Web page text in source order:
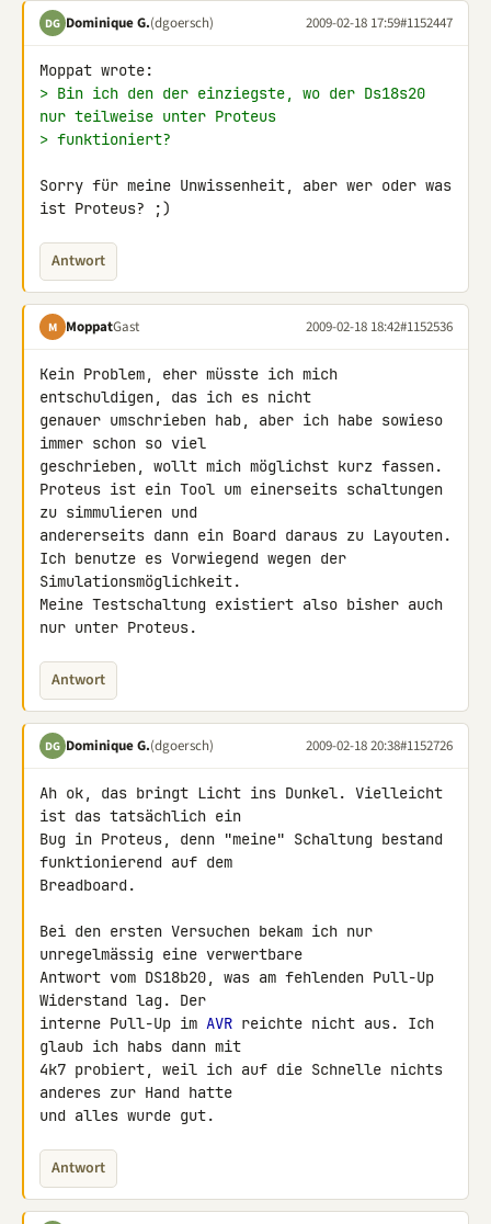
DG Dominique G.(dgoersch) 2009-02-18 17:59#1152447
> Bin ich den der einziegste, wo der Ds18s20
nur teilweise unter Proteus
> funktioniert?
Sorry für meine Unwissenheit, aber wer oder was
ist Proteus? ;)
Antwort
M MoppatGast 2009-02-18 18:42#1152536
Kein Problem, eher müsste ich mich
entschuldigen, das ich es nicht
genauer umschrieben hab, aber ich habe sowieso
immer schon so viel
geschrieben, wollt mich möglichst kurz fassen.
Proteus ist ein Tool um einerseits schaltungen
zu simmulieren und
andererseits dann ein Board daraus zu Layouten.
Ich benutze es Vorwiegend wegen der
Simulationsmöglichkeit.
Meine Testschaltung existiert also bisher auch
nur unter Proteus.
Antwort
DG Dominique G.(dgoersch) 2009-02-18 20:38#1152726
Ah ok, das bringt Licht ins Dunkel. Vielleicht
ist das tatsächlich ein
Bug in Proteus, denn "meine" Schaltung bestand
funktionierend auf dem
Breadboard.
Bei den ersten Versuchen bekam ich nur
unregelmässig eine verwertbare
Antwort vom DS18b20, was am fehlenden Pull-Up
Widerstand lag. Der
interne Pull-Up im AVR reichte nicht aus. Ich
glaub ich habs dann mit
4k7 probiert, weil ich auf die Schnelle nichts
anderes zur Hand hatte
und alles wurde gut.
Antwort